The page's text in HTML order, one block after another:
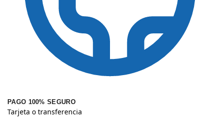
PAGO 100% SEGURO
Tarjeta o transferencia